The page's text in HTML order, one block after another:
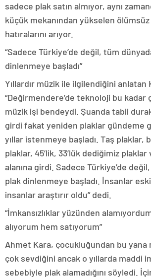
sadece plak satın almıyor, aynı
küçük mekanından yükselen ölümsüz
hatıralarını arıyor.
“Sadece Türkiye’de değil, tüm
dinlenmeye başladı”
Yıllardır müzik ile ilgilendiğini anlatan
“Değirmendere’de teknoloji bu kadar
müzik işi bendeydi. Şuanda tabii
girdi fakat yeniden plaklar gündeme
yıllar istenmeye başladı. Taş plaklar,
plaklar, 45’lik, 33’lük dediğimiz
alanına girdi. Sadece Türkiye’de
plak dinlenmeye başladı. İnsanlar
insanlar araştırır oldu” dedi.
“İmkansızlıklar yüzünden
alıyorum hem satıyorum”
Ahmet Kara, çocukluğundan bu yana
çok sevdiğini ancak o yıllarda maddi
sebebiyle plak alamadığını söyledi.